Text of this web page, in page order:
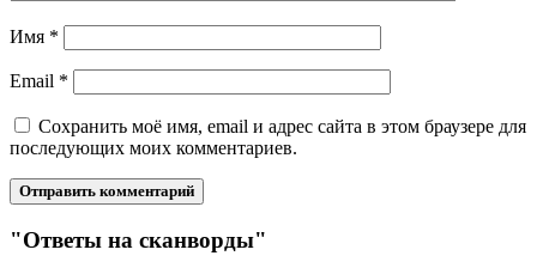
Имя *
Email *
Сохранить моё имя, email и адрес сайта в этом браузере для
последующих моих комментариев.
"Ответы на сканворды"